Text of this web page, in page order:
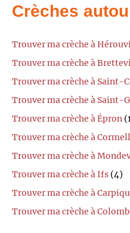
Crèches
Trouver ma crèche à
Trouver ma crèche à
Trouver ma crèche à Saint-
Trouver ma crèche à
Trouver ma crèche à Épron
Trouver ma crèche à
Trouver ma crèche à
Trouver ma crèche à Ifs (4)
Trouver ma crèche à
Trouver ma crèche à